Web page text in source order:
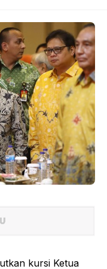
kursi Ketua